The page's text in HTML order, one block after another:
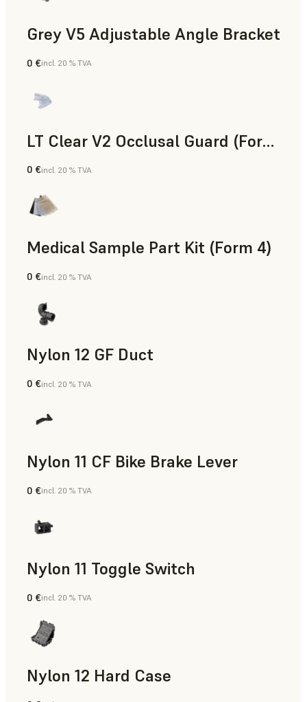
Grey V5 Adjustable Angle Bracket
Résine standard
0 €incl. 20 % TVA
LT Clear V2 Occlusal Guard (Form 4)
Dentaire
0 €incl. 20 % TVA
Medical Sample Part Kit (Form 4)
Médical
0 €incl. 20 % TVA
Nylon 12 GF Duct
Poudre SLS
0 €incl. 20 % TVA
Nylon 11 CF Bike Brake Lever
Poudre SLS
0 €incl. 20 % TVA
Nylon 11 Toggle Switch
Poudre SLS
0 €incl. 20 % TVA
Nylon 12 Hard Case